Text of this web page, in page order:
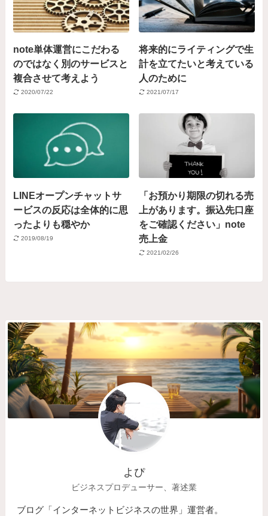
note単体運営にこだわる
のではなく別のサービスと
複合させて考えよう
2020/07/22
将来的にライティングで生
計を立てたいと考えている
人のために
2021/07/17
LINEオープンチャットサ
ービスの反応は全体的に思
ったよりも穏やか
2019/08/19
「お預かり期限の切れる売
上があります。振込先口座
をご確認ください」note
売上金
2021/02/26
よぴ
ビジネスプロデューサー、著述業
ブログ「インターネットビジネスの世界」運営者。